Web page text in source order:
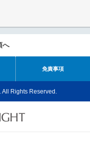
へ
免責事項
Rights Reserved.